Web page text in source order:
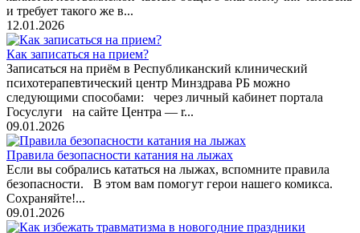
и требует такого же в...
12.01.2026
Как записаться на прием?
Записаться на приём в Республиканский клинический
психотерапевтический центр Минздрава РБ можно
следующими способами: через личный кабинет портала
Госуслуги на сайте Центра — r...
09.01.2026
Правила безопасности катания на лыжах
Если вы собрались кататься на лыжах, вспомните правила
безопасности. В этом вам помогут герои нашего комикса.
Сохраняйте!...
09.01.2026